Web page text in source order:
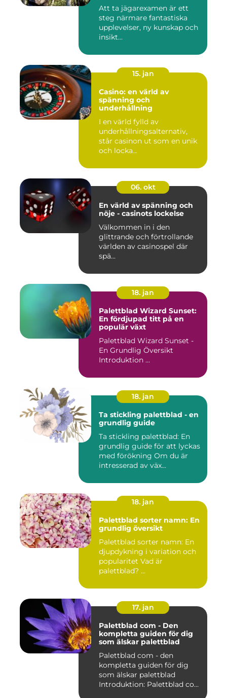
Att ta jägarexamen är ett
steg närmare fantastiska
upplevelser, ny kunskap och
insikt...
15. jan
Casino: en värld av
spänning och
underhållning
I en värld fylld av
underhållningsalternativ,
står casinon ut som en unik
och locka...
06. okt
En värld av spänning och
nöje - casinots lockelse
Välkommen in i den
glittrande och förtrollande
världen av casinospel där
spä...
18. jan
Palettblad Wizard Sunset:
En fördjupad titt på en
populär växt
Palettblad Wizard Sunset -
En Grundlig Översikt
Introduktion ...
18. jan
Ta stickling palettblad - en
grundlig guide
Ta stickling palettblad: En
grundlig guide för att lyckas
med förökning Om du är
intresserad av väx...
18. jan
Palettblad sorter namn: En
grundlig översikt
Palettblad sorter namn: En
djupdykning i variation och
popularitet Vad är
palettblad? ...
17. jan
Palettblad com - Den
kompletta guiden för dig
som älskar palettblad
Palettblad com - den
kompletta guiden för dig
som älskar palettblad
Introduktion: Palettblad com